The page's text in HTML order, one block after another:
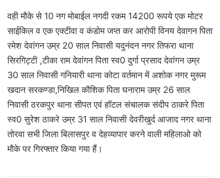
वही मौके से 10 नग मोबाईल नगदी रकम 14200 रूपये एक मोटर
साईकिल व एक एक्टीवा व कंडोम जप्त कर आरोपी विनय देवागन पिता
रमेश देवांगन उम्र 20 साल निवासी यदुनंदन नगर तिफरा थाना
सिरगिट्टी ,टीका राम देवांगन पिता स्व0 दुर्गा प्रसाद देवांगन उम्र
30 साल निवासी गनियारी थाना कोटा वर्तमान में अशोक नगर मुरूम
खदान सरकण्डा,निखिल कौशिक पिता घनाराम उम्र 26 साल
निवासी ठरकपुर थाना सीपत एवं हॉटल संचालक संदीप ठाकरे पिता
स्व0 सुरेश ठाकरे उम्र 31 साल निवासी देवरीखुर्द आजाद नगर थाना
तोरवा सभी जिला बिलासपुर व देहव्यापार करने वाली महिलाओ को
मौके पर गिरफ्तार किया गया हैं।